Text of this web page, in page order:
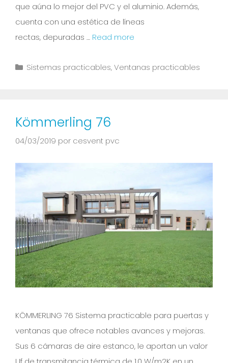
que aúna lo mejor del PVC y el aluminio. Además,
cuenta con una estética de líneas
rectas, depuradas … Read more
Sistemas practicables,Ventanas practicables
Kömmerling 76
04/03/2019 por cesvent pvc
KÖMMERLING 76 Sistema practicable para puertas y
ventanas que ofrece notables avances y mejoras.
Sus 6 cámaras de aire estanco, le aportan un valor